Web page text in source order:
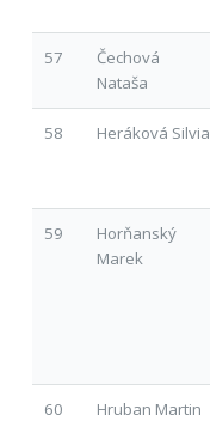
57
Čechová
Nataša
58 Heráková Silvia
59
Horňanský
Marek
60 Hruban Martin